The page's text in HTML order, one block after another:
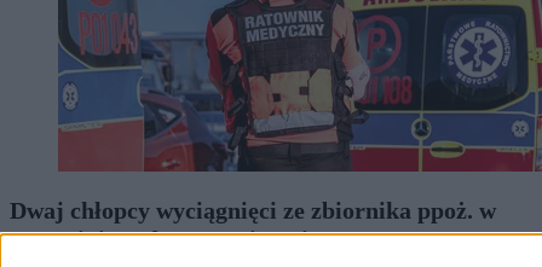
Dwaj chłopcy wyciągnięci ze zbiornika ppoż. w
Szczecinie. Udana reanimacja